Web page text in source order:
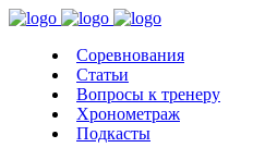
Соревнования
Статьи
Вопросы к тренеру
Хронометраж
Подкасты